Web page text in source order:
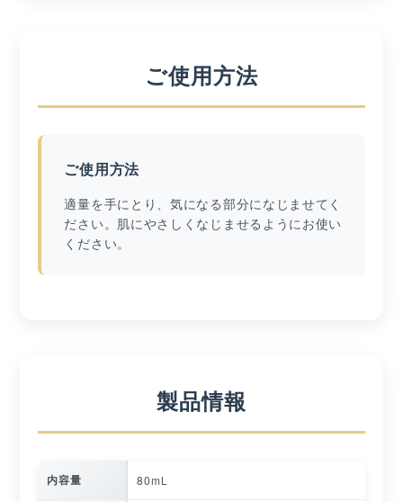
ご使用方法
ご使用方法
適量を手にとり、気になる部分になじませてく
ださい。肌にやさしくなじませるようにお使い
ください。
製品情報
内容量 80mL